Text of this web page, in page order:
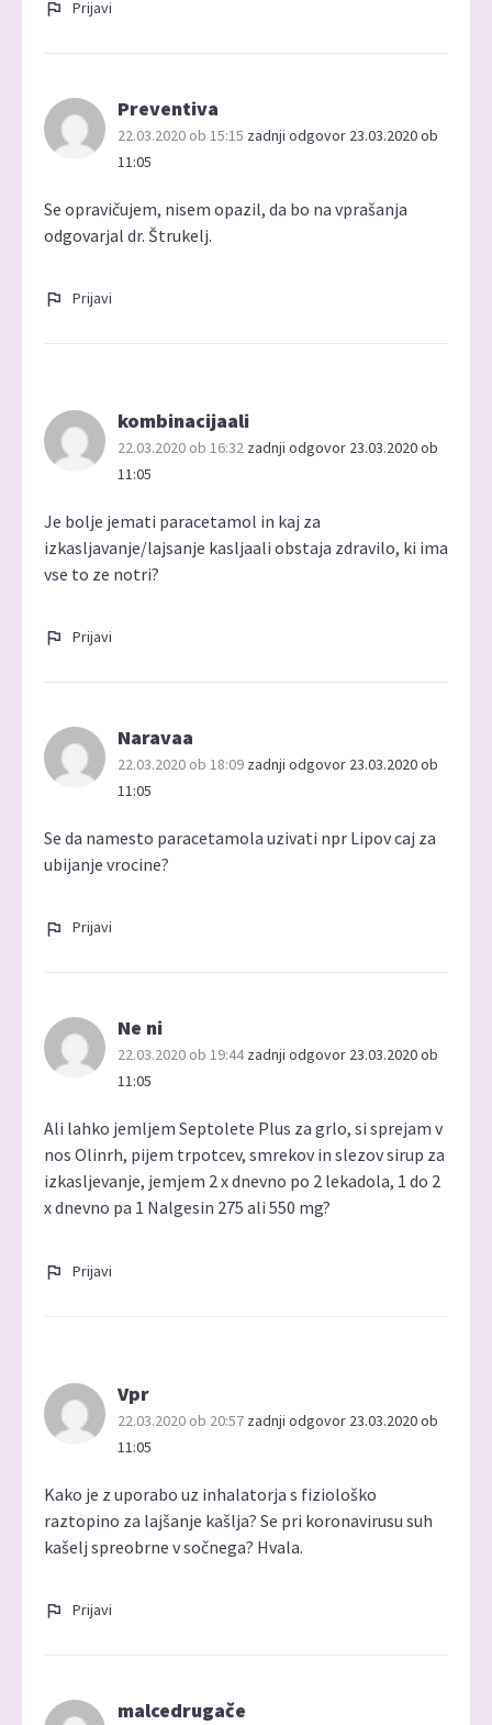
Prijavi
Preventiva
22.03.2020 ob 15:15 zadnji odgovor 23.03.2020 ob
11:05
Se opravičujem, nisem opazil, da bo na vprašanja
odgovarjal dr. Štrukelj.
Prijavi
kombinacijaali
22.03.2020 ob 16:32 zadnji odgovor 23.03.2020 ob
11:05
Je bolje jemati paracetamol in kaj za
izkasljavanje/lajsanje kasljaali obstaja zdravilo, ki ima
vse to ze notri?
Prijavi
Naravaa
22.03.2020 ob 18:09 zadnji odgovor 23.03.2020 ob
11:05
Se da namesto paracetamola uzivati npr Lipov caj za
ubijanje vrocine?
Prijavi
Ne ni
22.03.2020 ob 19:44 zadnji odgovor 23.03.2020 ob
11:05
Ali lahko jemljem Septolete Plus za grlo, si sprejam v
nos Olinrh, pijem trpotcev, smrekov in slezov sirup za
izkasljevanje, jemjem 2 x dnevno po 2 lekadola, 1 do 2
x dnevno pa 1 Nalgesin 275 ali 550 mg?
Prijavi
Vpr
22.03.2020 ob 20:57 zadnji odgovor 23.03.2020 ob
11:05
Kako je z uporabo uz inhalatorja s fiziološko
raztopino za lajšanje kašlja? Se pri koronavirusu suh
kašelj spreobrne v sočnega? Hvala.
Prijavi
malcedrugače